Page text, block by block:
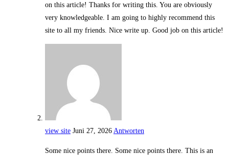
on this article! Thanks for writing this. You are obviously
very knowledgeable. I am going to highly recommend this
site to all my friends. Nice write up. Good job on this article!
view site Juni 27, 2026 Antworten
Some nice points there. Some nice points there. This is an